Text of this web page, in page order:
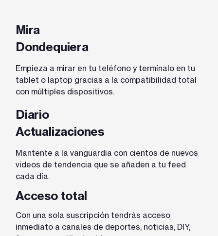
Mira
Dondequiera
Empieza a mirar en tu teléfono y termínalo en tu
tablet o laptop gracias a la compatibilidad total
con múltiples dispositivos.
Diario
Actualizaciones
Mantente a la vanguardia con cientos de nuevos
videos de tendencia que se añaden a tu feed
cada día.
Acceso total
Con una sola suscripción tendrás acceso
inmediato a canales de deportes, noticias, DIY,